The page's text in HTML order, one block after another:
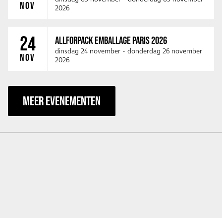
NOV
2026
24
NOV
ALLFORPACK EMBALLAGE PARIS 2026
dinsdag 24 november - donderdag 26 november
2026
MEER EVENEMENTEN